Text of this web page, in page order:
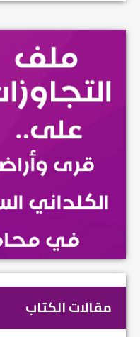
مقالات الكتاب